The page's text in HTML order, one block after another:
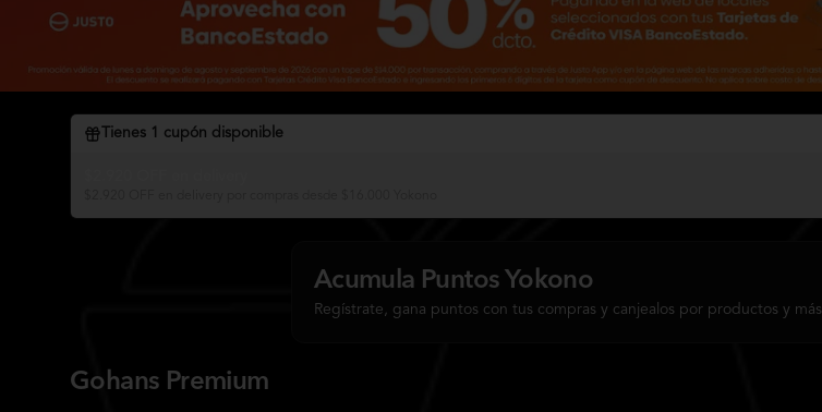
Tienes 1 cupón disponible
Acumula Puntos Yokono
Regístrate, gana puntos con tus compras y canjealos por productos y más
Gohans Premium